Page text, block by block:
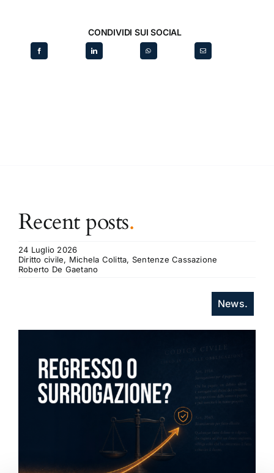
CONDIVIDI SUI SOCIAL
Recent posts.
24 Luglio 2026
Diritto civile, Michela Colitta, Sentenze Cassazione
Roberto De Gaetano
News.